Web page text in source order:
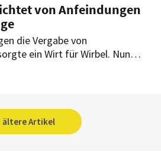
von Anfeindungen
die Vergabe von
ein Wirt für Wirbel. Nun
– für ihn und seine Familie.
ältere Artikel